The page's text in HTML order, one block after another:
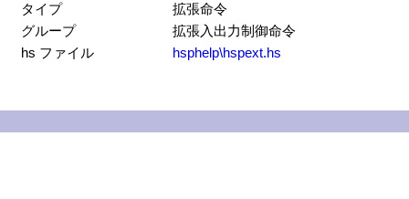
タイプ
拡張命令
グループ
拡張入出力制御命令
hs ファイル
hsphelp\hspext.hs